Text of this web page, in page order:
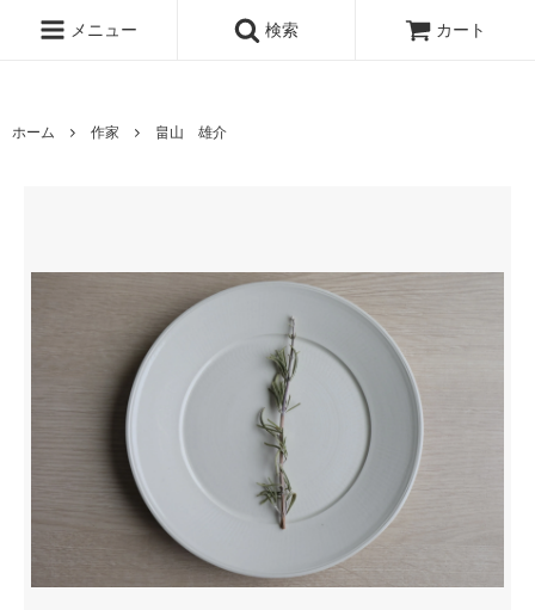
メニュー
検索 カート
ホーム 作家 畠山 雄介